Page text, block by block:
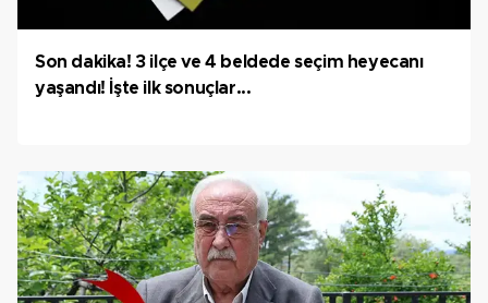
Son dakika! 3 ilçe ve 4 beldede seçim heyecanı
yaşandı! İşte ilk sonuçlar...